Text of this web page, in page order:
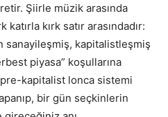
Şiirle müzik arasında
kırk satır arasındadır:
sanayileşmiş, kapitalistleşmiş
piyasa” koşullarına
kapitalist lonca sistemi
bir gün seçkinlerin